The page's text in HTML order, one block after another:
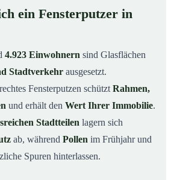
ein Fensterputzer in
4.923 Einwohnern sind Glasflächen
Stadtverkehr ausgesetzt.
Fensterputzen schützt Rahmen,
und erhält den Wert Ihrer Immobilie.
Stadtteilen lagern sich
ab, während Pollen im Frühjahr und
Spuren hinterlassen.